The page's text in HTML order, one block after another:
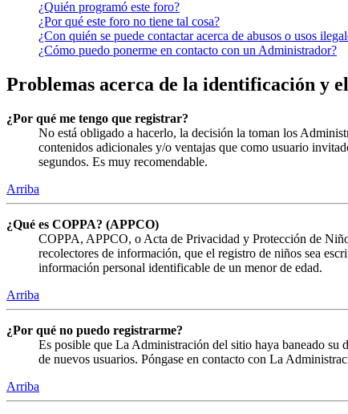
¿Quién programó este foro?
¿Por qué este foro no tiene tal cosa?
¿Con quién se puede contactar acerca de abusos o usos
¿Cómo puedo ponerme en contacto con un Administrador?
Problemas acerca de la identificación y
¿Por qué me tengo que registrar?
No está obligado a hacerlo, la decisión la toman los
contenidos adicionales y/o ventajas que como usuario
segundos. Es muy recomendable.
Arriba
¿Qué es COPPA? (APPCO)
COPPA, APPCO, o Acta de Privacidad y Protección de
recolectores de información, que el registro de niños sea
información personal identificable de un menor de edad.
Arriba
¿Por qué no puedo registrarme?
Es posible que La Administración del sitio haya baneado su
de nuevos usuarios. Póngase en contacto con La
Arriba